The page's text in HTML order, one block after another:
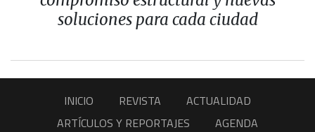
soluciones para cada ciudad
INICIO REVISTA
ACTUALIDAD
ARTÍCULOS Y REPORTAJES
AGENDA